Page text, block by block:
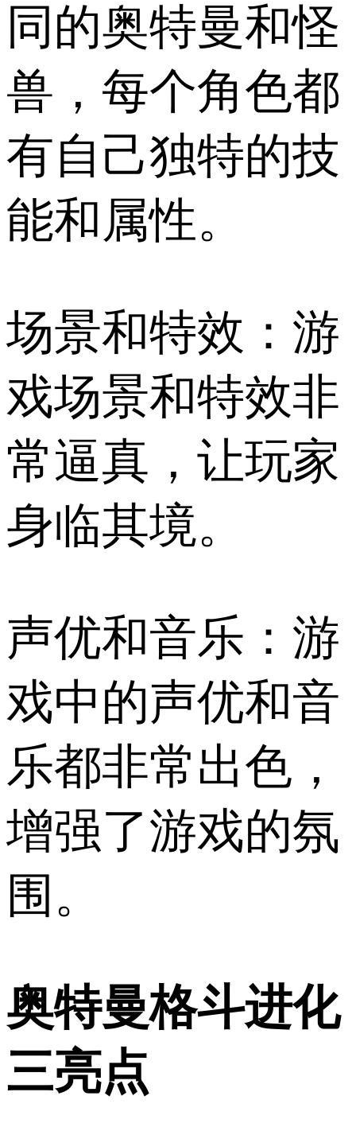
同的奥特曼和怪
兽，每个角色都
有自己独特的技
能和属性。
场景和特效：游
戏场景和特效非
常逼真，让玩家
身临其境。
声优和音乐：游
戏中的声优和音
乐都非常出色，
增强了游戏的氛
围。
奥特曼格斗进化
三亮点